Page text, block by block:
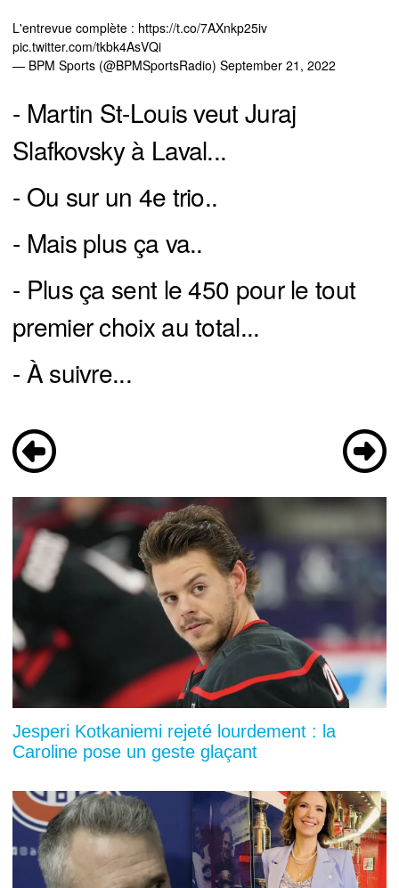
L'entrevue complète : https://t.co/7AXnkp25iv
pic.twitter.com/tkbk4AsVQi
— BPM Sports (@BPMSportsRadio) September 21, 2022
- Martin St-Louis veut Juraj
Slafkovsky à Laval...
- Ou sur un 4e trio..
- Mais plus ça va..
- Plus ça sent le 450 pour le tout
premier choix au total...
- À suivre...
Jesperi Kotkaniemi rejeté lourdement : la
Caroline pose un geste glaçant